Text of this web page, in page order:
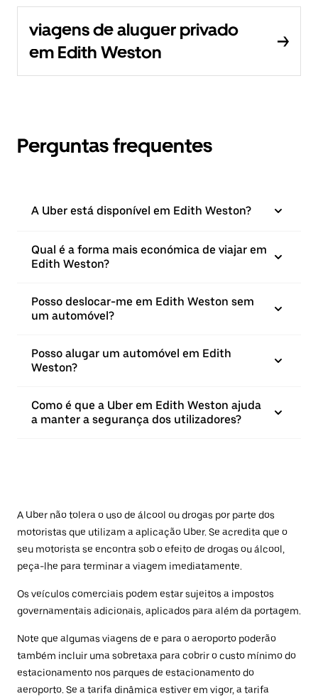
viagens de aluguer privado
em Edith Weston
Perguntas frequentes
A Uber está disponível em Edith Weston?
Qual é a forma mais económica de viajar em
Edith Weston?
Posso deslocar-me em Edith Weston sem
um automóvel?
Posso alugar um automóvel em Edith
Weston?
Como é que a Uber em Edith Weston ajuda
a manter a segurança dos utilizadores?
A Uber não tolera o uso de álcool ou drogas por parte dos
motoristas que utilizam a aplicação Uber. Se acredita que o
seu motorista se encontra sob o efeito de drogas ou álcool,
peça-lhe para terminar a viagem imediatamente.
Os veículos comerciais podem estar sujeitos a impostos
governamentais adicionais, aplicados para além da portagem.
Note que algumas viagens de e para o aeroporto poderão
também incluir uma sobretaxa para cobrir o custo mínimo do
estacionamento nos parques de estacionamento do
aeroporto. Se a tarifa dinâmica estiver em vigor, a tarifa